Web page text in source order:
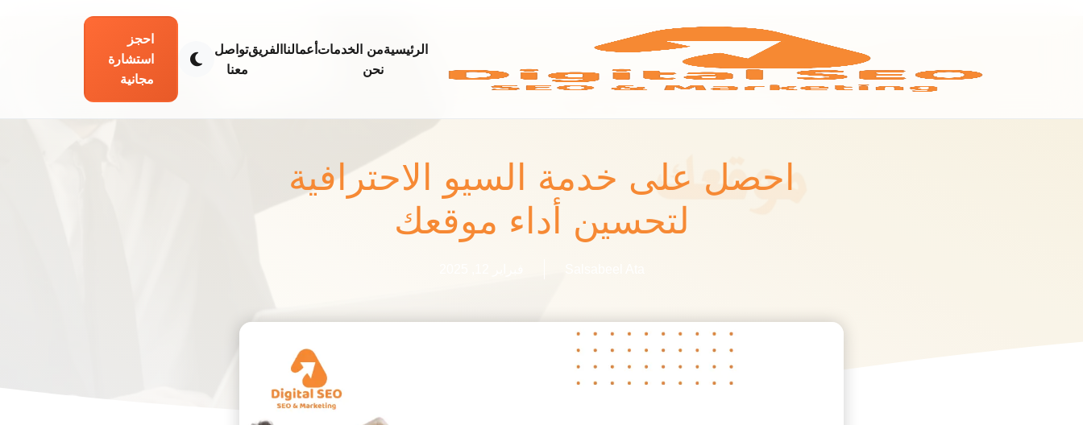
الرئيسيةمن
نحن
الخدمات أعمالنا الفريقتواصل
معنا
احجز
استشارة
مجانية
احصل على خدمة السيو الاحترافية
لتحسين أداء موقعك